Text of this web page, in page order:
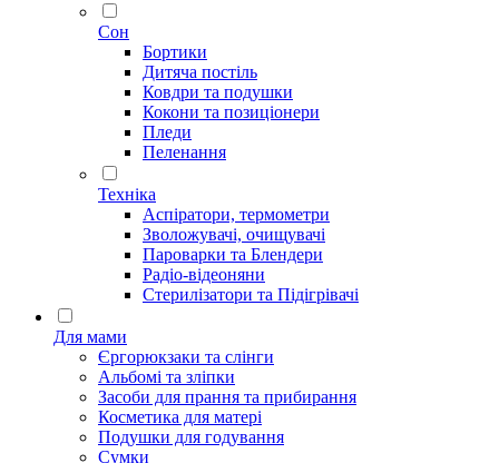
Сон
Бортики
Дитяча постіль
Ковдри та подушки
Кокони та позиціонери
Пледи
Пеленання
Техніка
Аспіратори, термометри
Зволожувачі, очищувачі
Пароварки та Блендери
Радіо-відеоняни
Стерилізатори та Підігрівачі
Для мами
Єргорюкзаки та слінги
Альбомі та зліпки
Засоби для прання та прибирання
Косметика для матері
Подушки для годування
Сумки